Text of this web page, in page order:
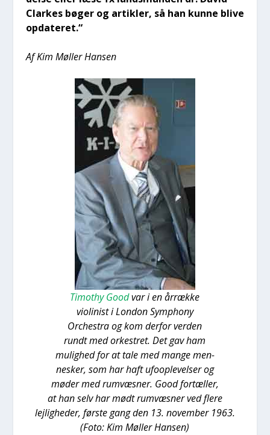
Clar­kes bøger og artik­ler, så han kun­ne bli­ve
opda­te­ret.“
Af Kim Møl­ler Han­sen
Timo­t­hy Goodvar i en årræk­ke
vio­li­nist i Lon­don Symp­ho­ny
Orche­stra og kom der­for ver­den
rundt med orke­stret. Det gav ham
mulig­hed for at tale med man­ge men-
nesker, som har haft ufoop­le­vel­ser og
møder med rumvæs­ner. Good for­tæl­ler,
at han selv har mødt rumvæs­ner ved fle­re
lej­lig­he­der, før­ste gang den 13. novem­ber 1963.
(Foto: Kim Møl­ler Han­sen)